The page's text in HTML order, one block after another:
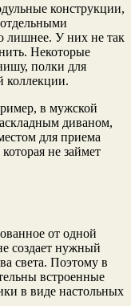
конструкции,
лишнее. У них не так
Некоторые
полки для
коллекции.
в мужской
диваном,
для приема
не займет
от одной
создает нужный
света. Поэтому в
встроенные
в виде настольных